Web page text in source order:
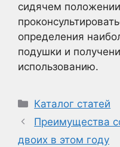
сидячем
определения
подушки и
использованию.
Рубрики
Каталог статей
Преимущества
двоих в этом году